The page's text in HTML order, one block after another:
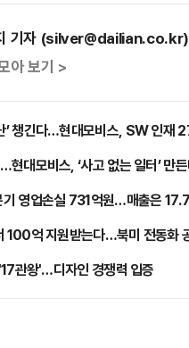
기자 (silver@dailian.co.kr)
아 보기 >
’ 챙긴다…현대모비스, SW 인재
현대모비스, ‘사고 없는 일터’ 만
기 영업손실 731억원…매출은
100억 지원받는다…북미 전동화
관왕'…디자인 경쟁력 입증